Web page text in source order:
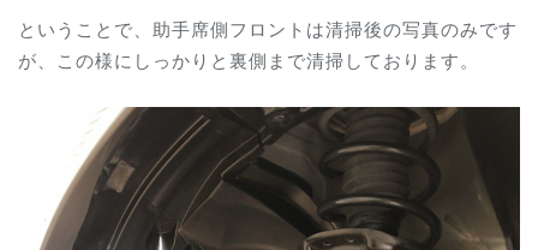
ということで、助手席側フロントは清掃後の写真のみです
が、この様にしっかりと裏側まで清掃しております。